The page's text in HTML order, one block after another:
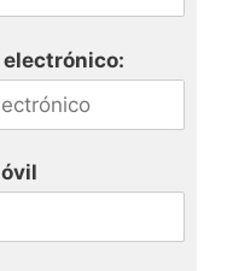
electrónico: